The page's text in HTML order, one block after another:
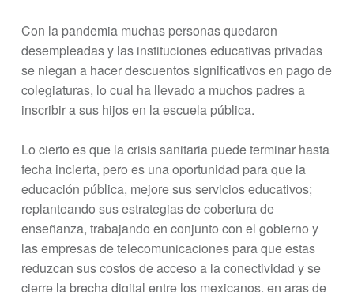
Con la pandemia muchas personas quedaron
desempleadas y las instituciones educativas privadas
se niegan a hacer descuentos significativos en pago de
colegiaturas, lo cual ha llevado a muchos padres a
inscribir a sus hijos en la escuela pública.
Lo cierto es que la crisis sanitaria puede terminar hasta
fecha incierta, pero es una oportunidad para que la
educación pública, mejore sus servicios educativos;
replanteando sus estrategias de cobertura de
enseñanza, trabajando en conjunto con el gobierno y
las empresas de telecomunicaciones para que estas
reduzcan sus costos de acceso a la conectividad y se
cierre la brecha digital entre los mexicanos, en aras de